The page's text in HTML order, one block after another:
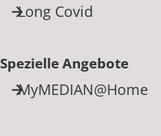
Long Covid
Spezielle Angebote
MyMEDIAN@Home